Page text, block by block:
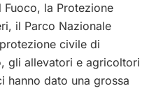
la Protezione
il Parco Nazionale
civile di
gli allevatori e agricoltori
hanno dato una grossa